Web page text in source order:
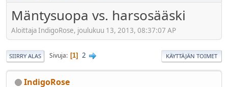
Mäntysuopa vs. harsosääski
Aloittaja IndigoRose, joulukuu 13, 2013, 08:37:07 AP
SIIRRY ALAS Sivuja 1 2 KÄYTTÄJÄN TOIMET
IndigoRose